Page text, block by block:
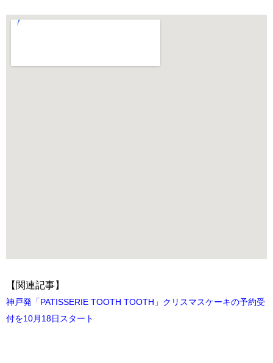
【関連記事】
神戸発「PATISSERIE TOOTH TOOTH」クリスマスケーキの予約受
付を10月18日スタート